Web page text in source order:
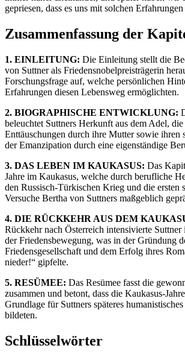
gepriesen, dass es uns mit solchen
Zusammenfassung der
1. EINLEITUNG: Die Einleitung stellt die
von Suttner als Friedensnobelpreisträgerin
Forschungsfrage auf, welche persönlichen
Erfahrungen diesen Lebensweg ermöglichten.
2. BIOGRAPHISCHE ENTWICKLUNG:
beleuchtet Suttners Herkunft aus dem Adel,
Enttäuschungen durch ihre Mutter sowie ihren
der Emanzipation durch eine eigenständige
3. DAS LEBEN IM KAUKASUS: Das
Jahre im Kaukasus, welche durch berufliche
den Russisch-Türkischen Krieg und die ersten
Versuche Bertha von Suttners maßgeblich
4. DIE RÜCKKEHR AUS DEM
Rückkehr nach Österreich intensivierte Suttner
der Friedensbewegung, was in der Gründung
Friedensgesellschaft und dem Erfolg ihres
nieder!“ gipfelte.
5. RESÜMEE: Das Resümee fasst die
zusammen und betont, dass die Kaukasus-
Grundlage für Suttners späteres
bildeten.
Schlüsselwörter